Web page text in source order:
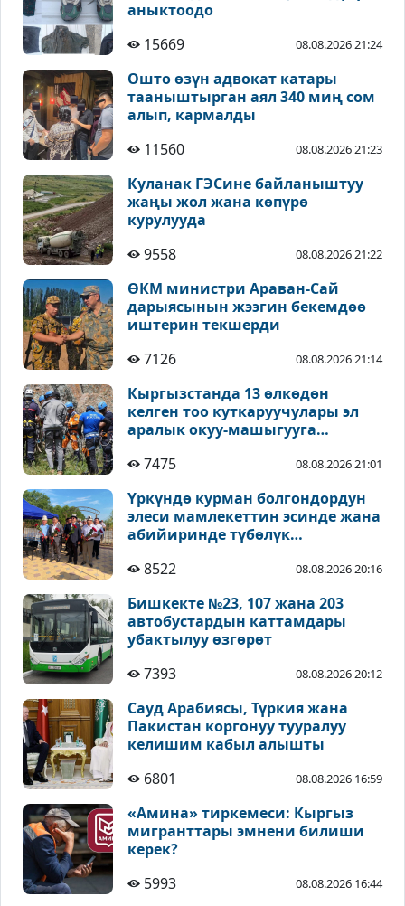
аныктоодо
15669
08.08.2026 21:24
Ошто өзүн адвокат катары
тааныштырган аял 340 миң сом
алып, кармалды
11560
08.08.2026 21:23
Куланак ГЭСине байланыштуу
жаңы жол жана көпүрө
курулууда
9558
08.08.2026 21:22
ӨКМ министри Араван-Сай
дарыясынын жээгин бекемдөө
иштерин текшерди
7126
08.08.2026 21:14
Кыргызстанда 13 өлкөдөн
келген тоо куткаруучулары эл
аралык окуу-машыгууга
7475
08.08.2026 21:01
Үркүндө курман болгондордун
элеси мамлекеттин эсинде жана
абийиринде түбөлүк
8522
08.08.2026 20:16
Бишкекте №23, 107 жана 203
автобустардын каттамдары
убактылуу өзгөрөт
7393
08.08.2026 20:12
Сауд Арабиясы, Түркия жана
Пакистан коргонуу тууралуу
келишим кабыл алышты
6801
08.08.2026 16:59
«Амина» тиркемеси: Кыргыз
мигранттары эмнени билиши
керек?
5993
08.08.2026 16:44